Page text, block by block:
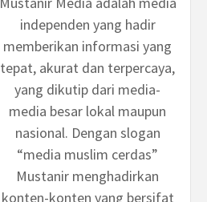
independen yang hadir
memberikan informasi yang
tepat, akurat dan terpercaya,
yang dikutip dari media-
media besar lokal maupun
nasional. Dengan slogan
“media muslim cerdas”
Mustanir menghadirkan
konten-konten yang bersifat